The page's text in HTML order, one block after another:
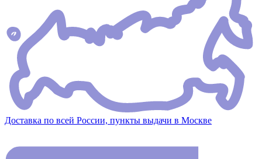
Доставка по всей России, пункты выдачи в Москве